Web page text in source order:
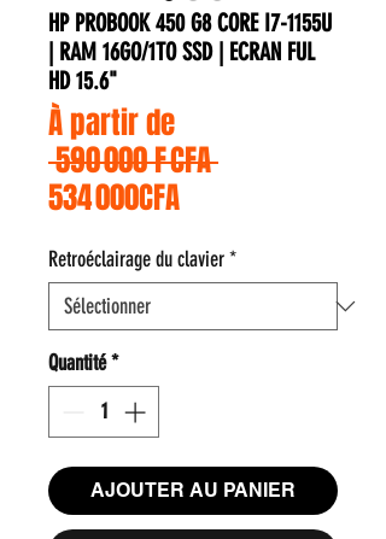
HP PROBOOK 450 G8 CORE I7-1155U
| RAM 16GO/1TO SSD | ECRAN FUL
HD 15.6"
À partir de
590 000 F CFA Prix original
534 000CFAPrix promotionnel
Retroéclairage du clavier*
Quantité*
AJOUTER AU PANIER